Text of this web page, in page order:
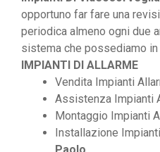
opportuno far fare una
periodica almeno ogni due
sistema che possediamo in
IMPIANTI DI ALLARME
Vendita Impianti
Assistenza Impianti
Montaggio Impianti
Installazione